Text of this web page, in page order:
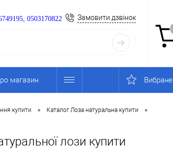
0503170822 Замовити дзвінок
магазин Вибране
купити • Каталог Лоза натуральна купити •
лози купити